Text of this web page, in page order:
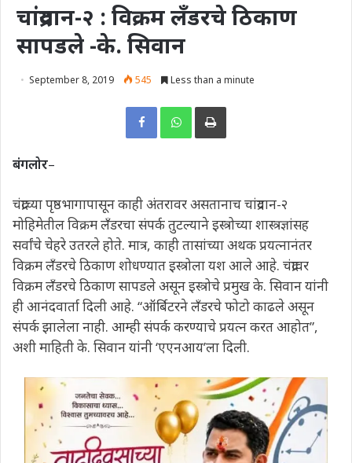
चांद्रयान-२ : विक्रम लँडरचे ठिकाण
सापडले -के. सिवान
September 8, 2019 545 Less than a minute
Print
बंगलोर–
चंद्राच्या पृष्ठभागापासून काही अंतरावर असतानाच चांद्रयान-२
मोहिमेतील विक्रम लँडरचा संपर्क तुटल्याने इस्त्रोच्या शास्त्रज्ञांसह
सर्वांचे चेहरे उतरले होते. मात्र, काही तासांच्या अथक प्रयत्नानंतर
विक्रम लँडरचे ठिकाण शोधण्यात इस्त्रोला यश आले आहे. चंद्रावर
विक्रम लँडरचे ठिकाण सापडले असून इस्त्रोचे प्रमुख के. सिवान यांनी
ही आनंदवार्ता दिली आहे. “ऑर्बिटरने लँडरचे फोटो काढले असून
संपर्क झालेला नाही. आम्ही संपर्क करण्याचे प्रयत्न करत आहोत”,
अशी माहिती के. सिवान यांनी ‘एएनआय’ला दिली.